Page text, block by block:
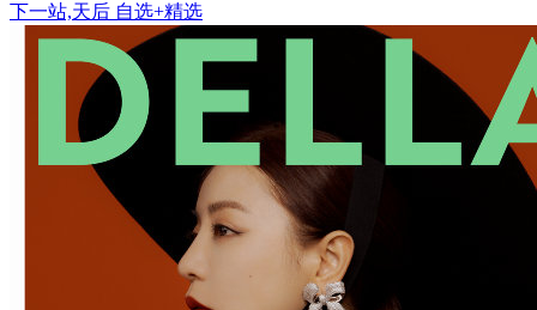
下一站,天后 自选+精选